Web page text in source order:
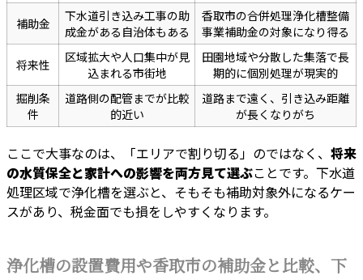
補助金
下水道引き込み工事の助
成金がある自治体もある
香取市の合併処理浄化槽整備
事業補助金の対象になり得る
将来性
区域拡大や人口集中が見
込まれる市街地
田園地域や分散した集落で長
期的に個別処理が現実的
掘削条
件
道路側の配管までが比較
的近い
道路まで遠く、引き込み距離
が長くなりがち
ここで大事なのは、「エリアで割り切る」のではなく、 将来
の水質保全と家計への影響を両方見て選ぶことです。下水道
処理区域で浄化槽を選ぶと、そもそも補助対象外になるケー
スがあり、税金面でも損をしやすくなります。
浄化槽の設置費用や香取市の補助金と比較、下